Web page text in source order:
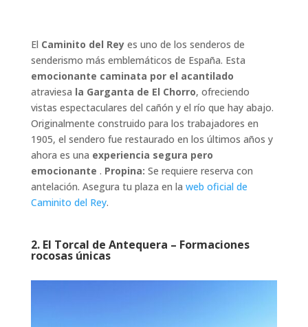
El Caminito del Reyes uno de los senderos de
senderismo más emblemáticos de España. Esta
emocionante caminata por el acantilado
atraviesa la Garganta de El Chorro, ofreciendo
vistas espectaculares del cañón y el río que hay abajo.
Originalmente construido para los trabajadores en
1905, el sendero fue restaurado en los últimos años y
ahora es una experiencia segura pero
emocionante . Propina: Se requiere reserva con
antelación. Asegura tu plaza en la web oficial de
Caminito del Rey.
2.El Torcal de Antequera – Formaciones
rocosas únicas